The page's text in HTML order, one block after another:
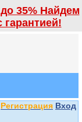
35% Найдем
Регистрация Вход